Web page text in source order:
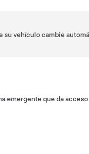
su vehículo cambie
emergente que da acceso